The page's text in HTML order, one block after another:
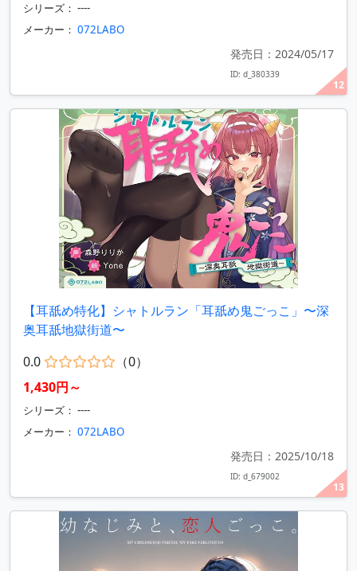
12
シリーズ： ----
メーカー： 072LABO
発売日：2024/05/17
ID: d_380339
13
【耳舐め特化】シャトルラン「耳舐め鬼ごっこ」〜深
奥耳舐地獄街道〜
0.0
（0）
1,430円～
シリーズ： ----
メーカー： 072LABO
発売日：2025/10/18
ID: d_679002